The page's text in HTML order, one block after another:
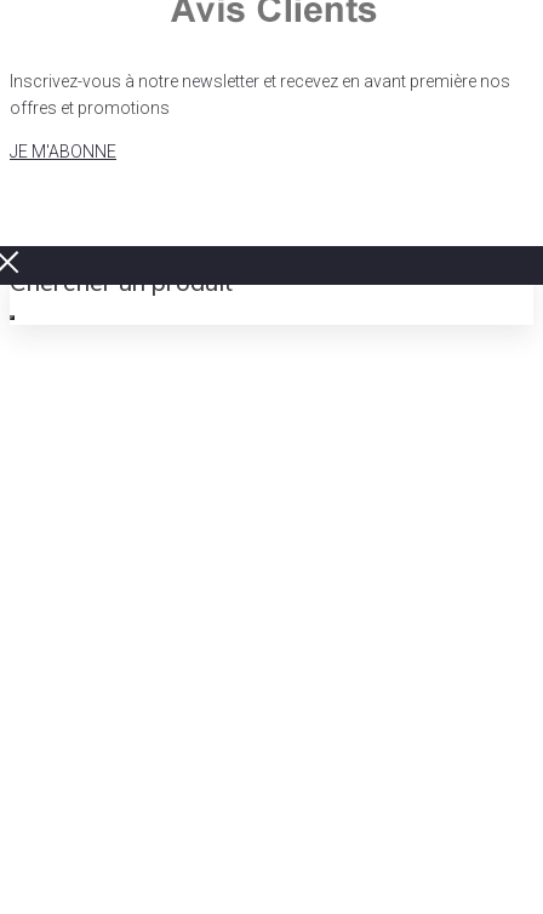
Inscrivez-vous à notre newsletter et recevez en avant première nos
offres et promotions
JE M'ABONNE